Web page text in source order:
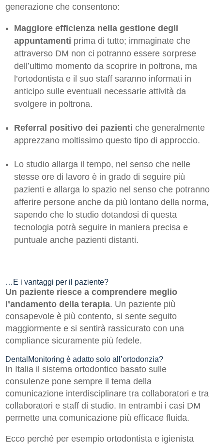
generazione che consentono:
Maggiore efficienza nella gestione degli
appuntamenti prima di tutto; immaginate che
attraverso DM non ci potranno essere sorprese
dell’ultimo momento da scoprire in poltrona, ma
l’ortodontista e il suo staff saranno informati in
anticipo sulle eventuali necessarie attività da
svolgere in poltrona.
Referral positivo dei pazienti che generalmente
apprezzano moltissimo questo tipo di approccio.
Lo studio allarga il tempo, nel senso che nelle
stesse ore di lavoro è in grado di seguire più
pazienti e allarga lo spazio nel senso che potranno
afferire persone anche da più lontano della norma,
sapendo che lo studio dotandosi di questa
tecnologia potrà seguire in maniera precisa e
puntuale anche pazienti distanti.
…E i vantaggi per il paziente?
Un paziente riesce a comprendere meglio
l’andamento della terapia. Un paziente più
consapevole è più contento, si sente seguito
maggiormente e si sentirà rassicurato con una
compliance sicuramente più fedele.
DentalMonitoring è adatto solo all’ortodonzia?
In Italia il sistema ortodontico basato sulle
consulenze pone sempre il tema della
comunicazione interdisciplinare tra collaboratori e tra
collaboratori e staff di studio. In entrambi i casi DM
permette una comunicazione più efficace fluida.
Ecco perché per esempio ortodontista e igienista